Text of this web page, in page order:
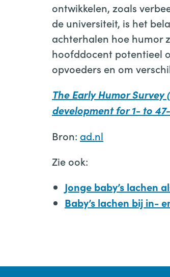
ontwikkelen, zoals
de universiteit, is het
achterhalen hoe humor
hoofddocent potentieel
opvoeders en om
The Early Humor
development for 1- to
Bron: ad.nl
Zie ook:
Jonge baby’s lachen
Baby’s lachen bij in-